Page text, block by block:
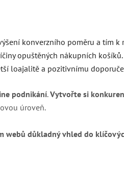
konverzního poměru a tím k
opuštěných nákupních košíků.
loajalitě a pozitivnímu
podnikání.Vytvořte si
úroveň.
webů důkladný vhled do